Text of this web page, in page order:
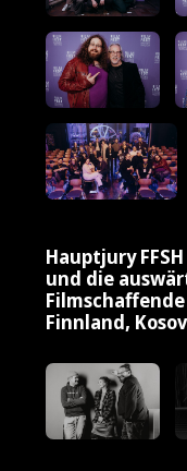
Hauptjury
und die
Finnland,